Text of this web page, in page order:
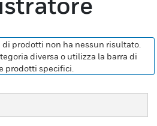
di prodotti non ha nessun risultato.
diversa o utilizza la barra di
prodotti specifici.